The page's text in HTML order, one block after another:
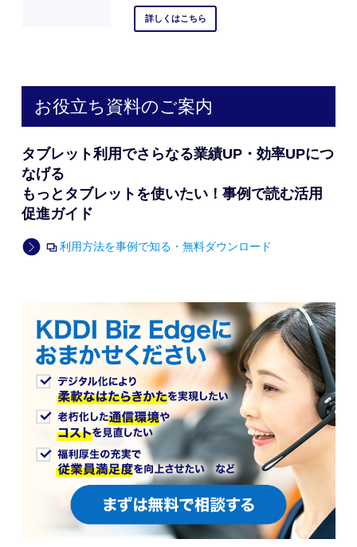
詳しくはこちら
お役立ち資料のご案内
タブレット利用でさらなる業績UP・効率UPにつ
なげる
もっとタブレットを使いたい！事例で読む活用
促進ガイド
利用方法を事例で知る・無料ダウンロード